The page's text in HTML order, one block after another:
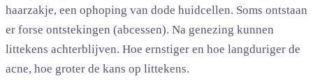
haarzakje, een ophoping van dode huidcellen. Soms ontstaan
er forse ontstekingen (abcessen). Na genezing kunnen
littekens achterblijven. Hoe ernstiger en hoe langduriger de
acne, hoe groter de kans op littekens.